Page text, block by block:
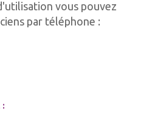
vous pouvez
par téléphone :
: